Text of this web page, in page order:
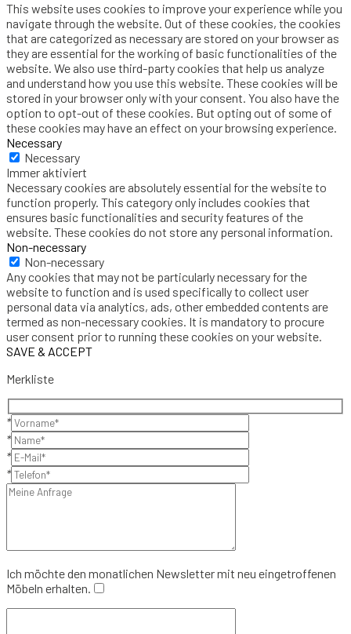
This website uses cookies to improve your experience while you
navigate through the website. Out of these cookies, the cookies
that are categorized as necessary are stored on your browser as
they are essential for the working of basic functionalities of the
website. We also use third-party cookies that help us analyze
and understand how you use this website. These cookies will be
stored in your browser only with your consent. You also have the
option to opt-out of these cookies. But opting out of some of
these cookies may have an effect on your browsing experience.
Necessary
Necessary
Immer aktiviert
Necessary cookies are absolutely essential for the website to
function properly. This category only includes cookies that
ensures basic functionalities and security features of the
website. These cookies do not store any personal information.
Non-necessary
Non-necessary
Any cookies that may not be particularly necessary for the
website to function and is used specifically to collect user
personal data via analytics, ads, other embedded contents are
termed as non-necessary cookies. It is mandatory to procure
user consent prior to running these cookies on your website.
SAVE & ACCEPT
Merkliste
*
*
*
*
Ich möchte den monatlichen Newsletter mit neu eingetroffenen
Möbeln erhalten.